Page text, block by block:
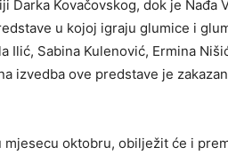
Darka Kovačovskog, dok je Nađa
u kojoj igraju glumice i
Ilić, Sabina Kulenović, Ermina
izvedba ove predstave je
mjesecu oktobru, obilježit će i